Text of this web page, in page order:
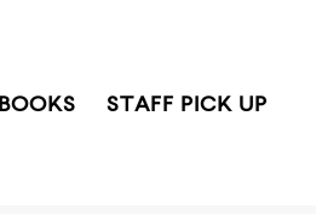
BOOKS STAFF PICK UP